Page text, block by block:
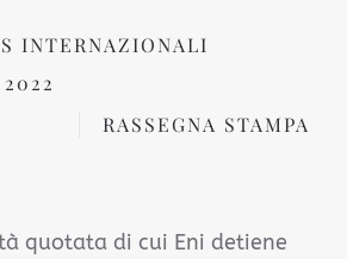
INTERNAZIONALI
RASSEGNA STAMPA
quotata di cui Eni detiene